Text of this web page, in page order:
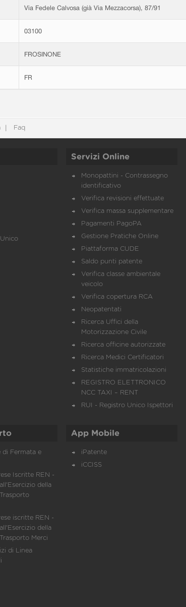
Via Fedele Calvosa (già Via Mezzacorsa), 87/91
03100
FROSINONE
FR
Faq
Servizi Online
Monopattini - Contrassegno
identificativo
Verifica revisioni effettuate
Verifica massa supplementare
Pagamenti PagoPA
Gestione Pratiche Online
Piattaforma CUDE
Saldo punti patente
Verifica classe ambientale
veicolo
Verifica copertura RCA
Neopatentati
Ricerca Uffici della
Motorizzazione Civile
Ricerca officine autorizzate
Ricerca Medici Certificatori
Statistiche immatricolazioni
REGISTRO ELETTRONICO
NCC TAXI – RENT
RUI - Registro Unico Ispettori
di Fermata e
Iscritte REN -
della
iscritte REN -
della
Merci
di Linea
App Mobile
iPatente
iCCISS